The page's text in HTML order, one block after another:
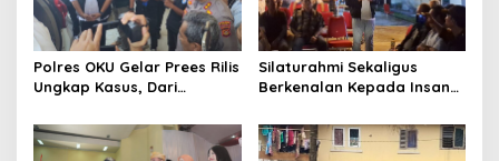
Polres OKU Gelar Prees Rilis
Ungkap Kasus, Dari
BBM Hingga Kasus Korupsi
Silaturahmi Sekaligus
Berkenalan Kepada Insan
Puluhan Wartawan Ngopi
Bareng